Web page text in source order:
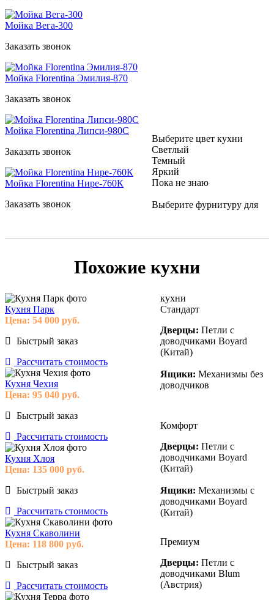
Мойка Вега-300
Заказать звонок
Мойка Florentina Эмилия-870
Заказать звонок
Мойка Florentina Липси-980С
Заказать звонок
Мойка Florentina Нире-760К
Заказать звонок
Похожие кухни
Кухня Парк
Цена: 54 000 руб.
Быстрый заказ
Рассчитать стоимость
Кухня Чехия
Цена: 95 040 руб.
Быстрый заказ
Рассчитать стоимость
Кухня Хлоя
Цена: 135 000 руб.
Быстрый заказ
Рассчитать стоимость
Кухня Скаволини
Цена: 118 800 руб.
Быстрый заказ
Рассчитать стоимость
Выберите цвет кухни
Светлый
Темный
Яркий
Пока не знаю
Выберите фурнитуру для
кухни
Стандарт
Дверцы: Петли с
доводчиками Boyard
(Китай)
Ящики: Механизмы без
доводчиков
Комфорт
Дверцы: Петли с
доводчиками Boyard
(Китай)
Ящики: Механизмы с
доводчиками Boyard
(Китай)
Премиум
Дверцы: Петли с
доводчиками Blum
(Австрия)